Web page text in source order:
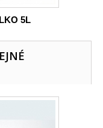
5L